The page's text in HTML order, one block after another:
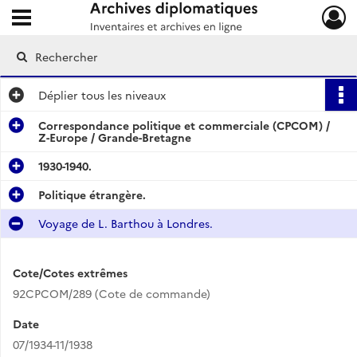
Archives diplomatiques
Ouvrir le menu déroulant
Déplier tous les niveaux
Correspondance politique et commerciale (CPCOM) /
Z-Europe / Grande-Bretagne
1930-1940.
Politique étrangère.
Voyage de L. Barthou à Londres.
Cote/Cotes extrêmes
92CPCOM/289 (Cote de commande)
Date
07/1934-11/1938